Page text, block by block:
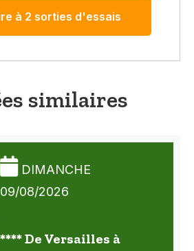
à 2 sorties d'essais
similaires
DIMANCHE
09/08/2026
**** De Versailles à